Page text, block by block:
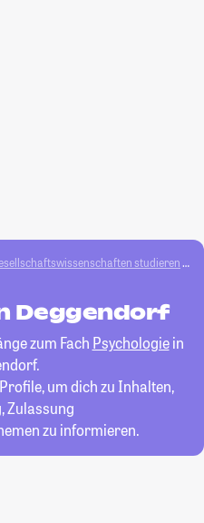
studieren
Deggendorf
zum Fach Psychologiein
um dich zu Inhalten,
Zulassung
zu informieren.